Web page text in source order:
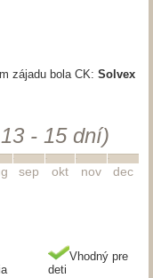
zájadu bola CK: Solvex
- 15 dní)
sep okt nov dec
Vhodný pre
deti